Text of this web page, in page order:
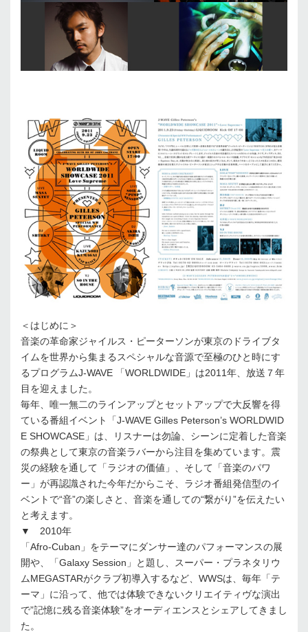
＜はじめに＞
音楽の革命家ジャイルス・ピーターソンが東京のドライブタ
イムを世界から集まるスペシャルな音源で至極のひと時にす
るプログラムJ-WAVE 「WORLDWIDE」は2011年、放送７年
目を迎えました。
毎年、唯一無二のラインアップとセットアップで大反響を得
ている番組イベント「J-WAVE Gilles Peterson’s WORLDWID
E SHOWCASE」は、リスナーは勿論、シーンに定着した音楽
の祭典として東京の音楽ラバーから注目を集めています。震
災の経験を通して「ラジオの価値」、そして「音楽のパワ
ー」が再認識された今年だからこそ、ラジオ番組発信型のイ
ベントで“音”の楽しさと、音楽を通しての“繋がり”を伝えたい
と考えます。
▼ 2010年
「Afro-Cuban」をテーマにダンサー達のパフォーマンスの展
開や、「Galaxy Session」と題し、スーパー・プラネタリウ
ムMEGASTARがクラブ初導入するなど、WWSは、毎年「テ
ーマ」に沿って、他では体験できないクリエイティヴな演出
で”記憶に残る音楽体験”をオーディエンスとシェアしてきまし
た。